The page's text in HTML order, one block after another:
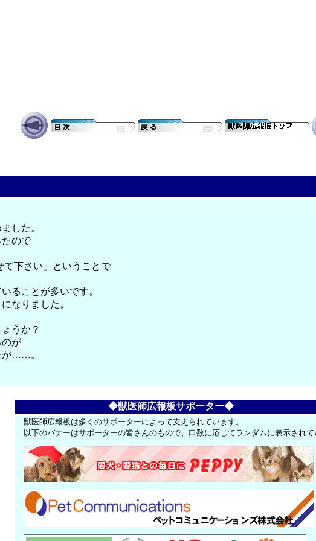
した。
ので
て下さい」ということで
ることが多いです。
なりました。
うか？
のが
が……。
◆獣医師広報板サポーター◆
獣医師広報板は多くのサポーターによって支えられています。
以下のバナーはサポーターの皆さんのもので、口数に応じてランダムに表示され